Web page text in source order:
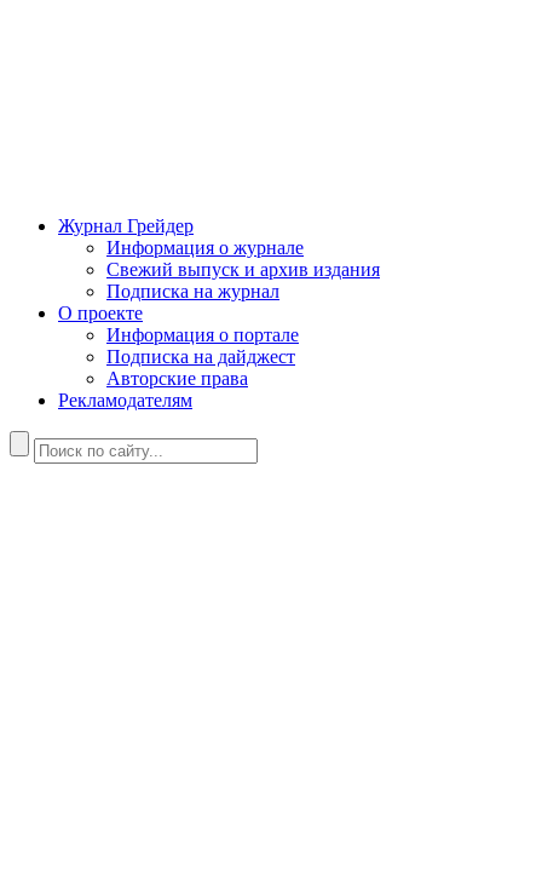
Журнал Грейдер
Информация о журнале
Свежий выпуск и архив издания
Подписка на журнал
О проекте
Информация о портале
Подписка на дайджест
Авторские права
Рекламодателям